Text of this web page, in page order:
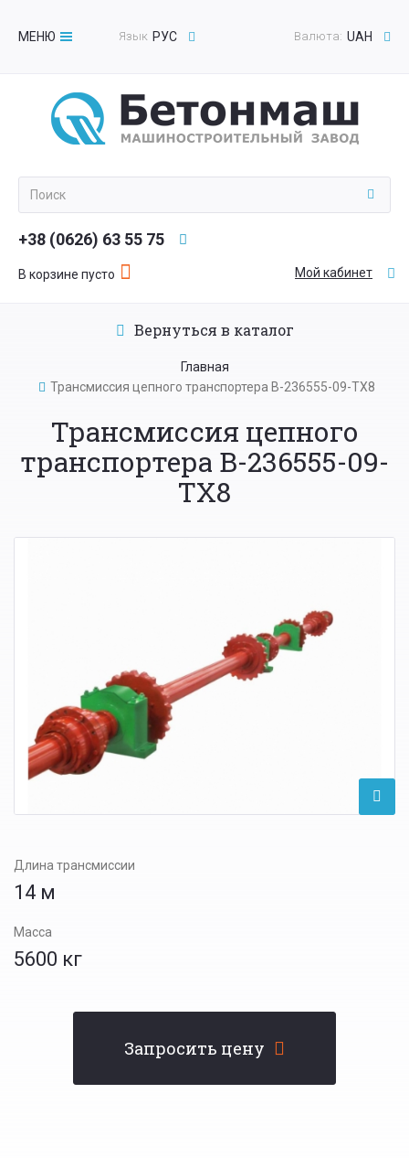
МЕНЮ
Toggle
Валюта: UAH
Язык РУС
+38 (0626) 63 55 75
В корзине пусто Мой кабинет
Вернуться в каталог
Главная
Трансмиссия цепного транспортера В-236555-09-ТХ8
Трансмиссия цепного
транспортера В-236555-09-
ТХ8
Длина трансмиссии
14 м
Масса
5600 кг
Запросить цену